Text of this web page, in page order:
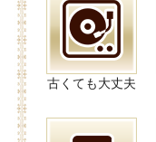
古くても大丈夫